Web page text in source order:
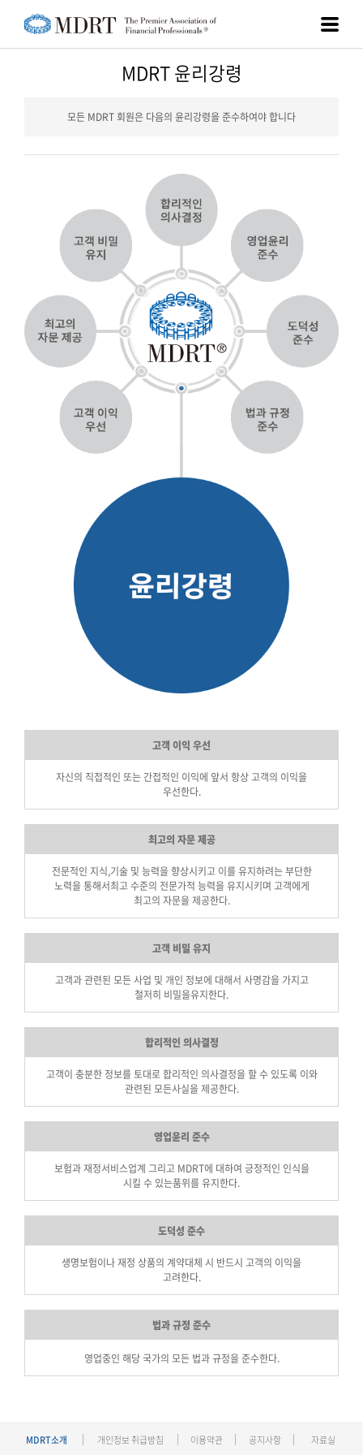
MDRT 윤리강령
모든 MDRT 회원은 다음의 윤리강령을 준수하여야 합니다
고객 이익 우선
자신의 직접적인 또는 간접적인 이익에 앞서 항상 고객의 이익을
우선한다.
최고의 자문 제공
전문적인 지식,기술 및 능력을 향상시키고 이를 유지하려는 부단한
노력을 통해서최고 수준의 전문가적 능력을 유지시키며 고객에게
최고의 자문을 제공한다.
고객 비밀 유지
고객과 관련된 모든 사업 및 개인 정보에 대해서 사명감을 가지고
철저히 비밀을유지한다.
합리적인 의사결정
고객이 충분한 정보를 토대로 합리적인 의사결정을 할 수 있도록 이와
관련된 모든사실을 제공한다.
영업윤리 준수
보험과 재정서비스업계 그리고 MDRT에 대하여 긍정적인 인식을
시킬 수 있는품위를 유지한다.
도덕성 준수
생명보험이나 재정 상품의 계약대체 시 반드시 고객의 이익을
고려한다.
법과 규정 준수
영업중인 해당 국가의 모든 법과 규정을 준수한다.
MDRT소개 개인정보 취급방침 이용약관 공지사항 자료실